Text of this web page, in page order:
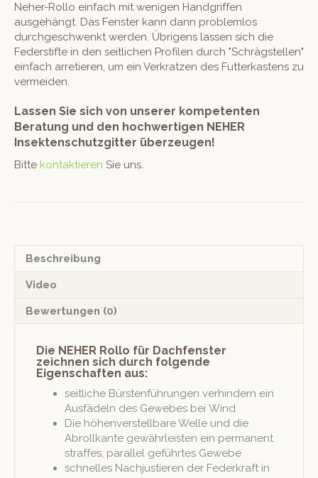
Neher-Rollo einfach mit wenigen Handgriffen
ausgehängt. Das Fenster kann dann problemlos
durchgeschwenkt werden. Übrigens lassen sich die
Federstifte in den seitlichen Profilen durch "Schrägstellen"
einfach arretieren, um ein Verkratzen des Futterkastens zu
vermeiden.
Lassen Sie sich von unserer kompetenten
Beratung und den hochwertigen NEHER
Insektenschutzgitter überzeugen!
Bitte kontaktieren Sie uns.
Beschreibung
Video
Bewertungen (0)
Die NEHER Rollo für Dachfenster
zeichnen sich durch folgende
Eigenschaften aus:
seitliche Bürsten­führun­gen ver­hin­dern ein
Aus­fädeln des Gewebes bei Wind
Die höhen­ver­stell­bare Welle und die
Abrol­lka­nte gewährleis­ten ein per­ma­nent
straffes, par­al­lel geführtes Gewebe
schnelles Nachjustieren der Fed­erkraft in